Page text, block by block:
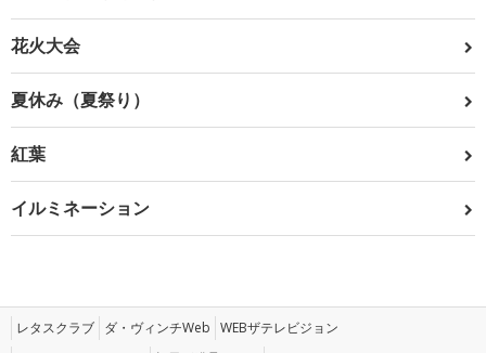
花火大会
夏休み（夏祭り）
紅葉
イルミネーション
レタスクラブ ダ・ヴィンチWeb WEBザテレビジョン